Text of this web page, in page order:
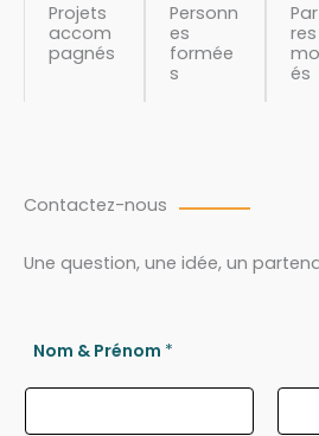
Projets
accom
pagnés
Personn
es
formée
s
res
és
Contactez-nous
Une question, une idée, un
Nom & Prénom *